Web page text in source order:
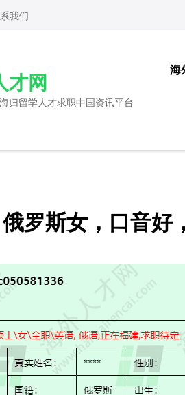
我们
才网
归留学人才求职中国资讯平台
海
罗斯女，口音好